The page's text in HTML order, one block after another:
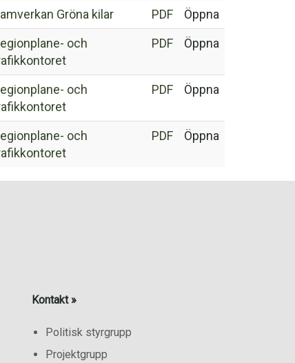
Gröna kilar PDF
Öppna
och
PDF Öppna
och
PDF Öppna
och
PDF Öppna
Kontakt »
Politisk styrgrupp
Projektgrupp